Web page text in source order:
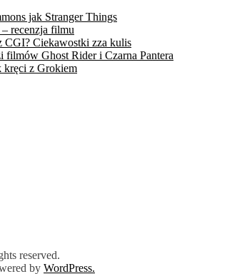
jak Stranger Things
recenzja filmu
CGI? Ciekawostki zza kulis
Ghost Rider i Czarna Pantera
kręci z Grokiem
reserved.
by WordPress.